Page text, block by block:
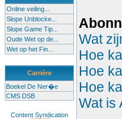
Online veiling...
Slope Unblocke...
Slope Game Tip...
Oude Wet op de...
Wet op het Fin...
Carrière
Boekel De Ner�e
CMS DSB
Content Syndication
Wat
Hoe
Hoe
Hoe
Wat is